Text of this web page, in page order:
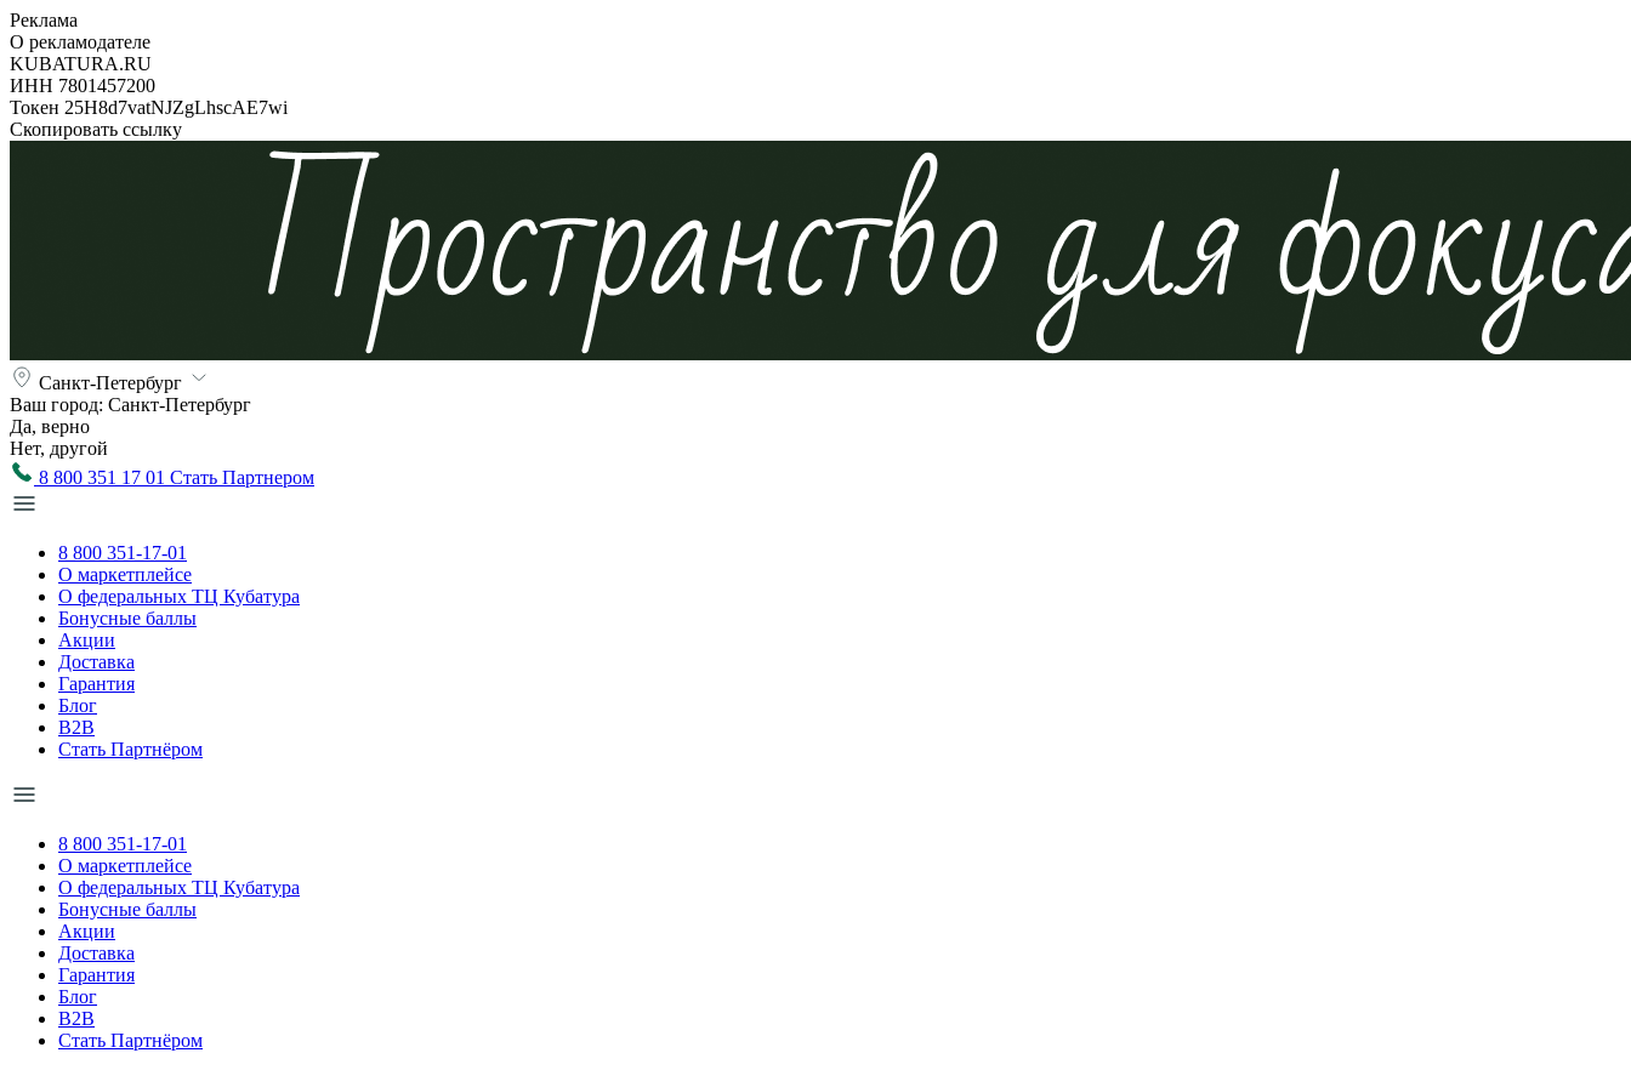
Реклама
О рекламодателе
KUBATURA.RU
ИНН 7801457200
Токен 25H8d7vatNJZgLhscAE7wi
Скопировать ссылку
Санкт-Петербург
Ваш город: Санкт-Петербург
Да, верно
Нет, другой
8 800 351 17 01 Стать Партнером
8 800 351-17-01
О маркетплейсе
О федеральных ТЦ Кубатура
Бонусные баллы
Акции
Доставка
Гарантия
Блог
B2B
Стать Партнёром
8 800 351-17-01
О маркетплейсе
О федеральных ТЦ Кубатура
Бонусные баллы
Акции
Доставка
Гарантия
Блог
B2B
Стать Партнёром